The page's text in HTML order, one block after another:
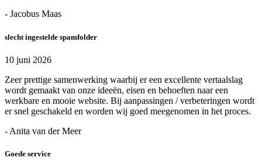
- Jacobus Maas
slecht ingestelde spamfolder
10 juni 2026
Zeer prettige samenwerking waarbij er een excellente vertaalslag
wordt gemaakt van onze ideeën, eisen en behoeften naar een
werkbare en mooie website. Bij aanpassingen / verbeteringen wordt
er snel geschakeld en worden wij goed meegenomen in het proces.
- Anita van der Meer
Goede service